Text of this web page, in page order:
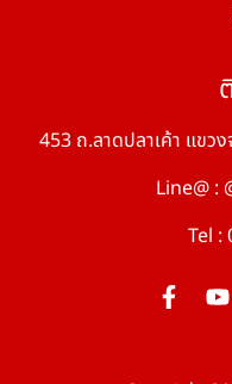
453 ถ.ลาดปลาเค้า แขว
Line@ :
Tel :